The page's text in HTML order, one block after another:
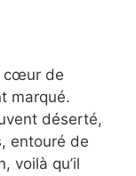
cœur de
marqué.
déserté,
entouré de
voilà qu’il